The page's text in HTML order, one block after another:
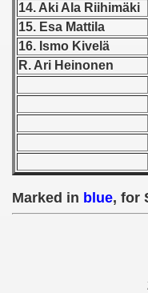
14. Aki Ala Riihimäki
15. Esa Mattila
16. Ismo Kivelä
R. Ari Heinonen
Marked in blue, for
- 1952
- 1953